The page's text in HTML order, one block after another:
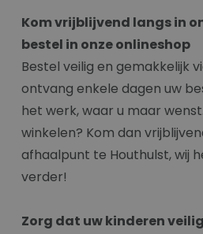
Kom vrijblijvend langs in
bestel in onze onlineshop
Bestel veilig en gemakkelijk
ontvang enkele dagen uw
het werk, waar u maar
winkelen? Kom dan
afhaalpunt te Houthulst, wij
verder!
Zorg dat uw kinderen